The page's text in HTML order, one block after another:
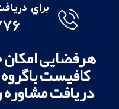
براي
هرفضایی
کافیست
دریافت